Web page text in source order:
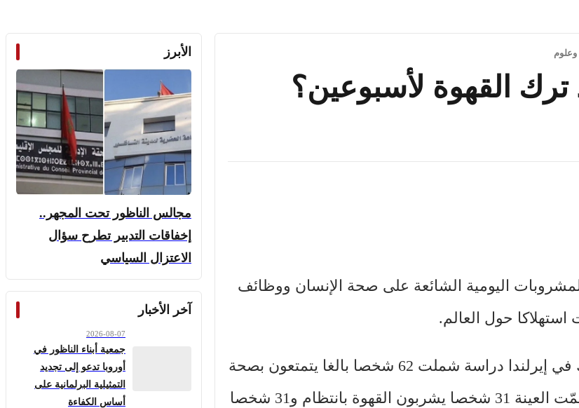
القهوة لأسبوعين؟
اليومية الشائعة على صحة الإنسان ووظائف
حول العالم.
وفي هذا السياق، أجرى باحثون من جامعة كوليدج كورك في إيرلندا دراسة شملت 62 شخصا بالغا يتمتعون بصحة
جيدة، بهدف تحليل تأثير القهوة في الجسم والدماغ. وضمّت العينة 31 شخصا يشربون القهوة بانتظام و31 شخصا
الأبرز
مجالس الناظور تحت المجهر..
إخفاقات التدبير تطرح سؤال
الاعتزال السياسي
آخر الأخبار
2026-08-07
جمعية أبناء الناظور في
أوروبا تدعو إلى تجديد
التمثيلية البرلمانية على
أساس الكفاءة